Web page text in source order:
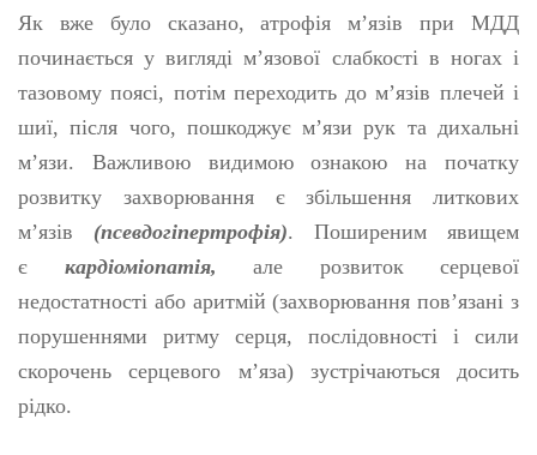
Як вже було сказано, атрофія м’язів при МДД
починається у вигляді м’язової слабкості в ногах і
тазовому поясі, потім переходить до м’язів плечей і
шиї, після чого, пошкоджує м’язи рук та дихальні
м’язи. Важливою видимою ознакою на початку
розвитку захворювання є збільшення литкових
м’язів (псевдогіпертрофія). Поширеним явищем
є кардіоміопатія, але розвиток серцевої
недостатності або аритмій (захворювання пов’язані з
порушеннями ритму серця, послідовності і сили
скорочень серцевого м’яза) зустрічаються досить
рідко.